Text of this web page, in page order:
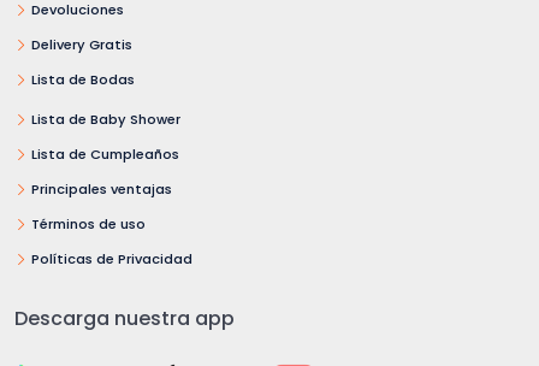
Devoluciones
Delivery Gratis
Lista de Bodas
Lista de Baby Shower
Lista de Cumpleaños
Principales ventajas
Términos de uso
Políticas de Privacidad
Descarga nuestra app